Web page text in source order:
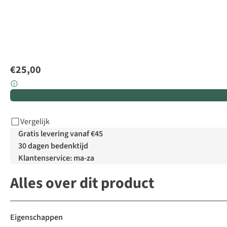
€25,00
Vergelijk
Gratis levering vanaf €45
30 dagen bedenktijd
Klantenservice: ma-za
Alles over dit product
Eigenschappen